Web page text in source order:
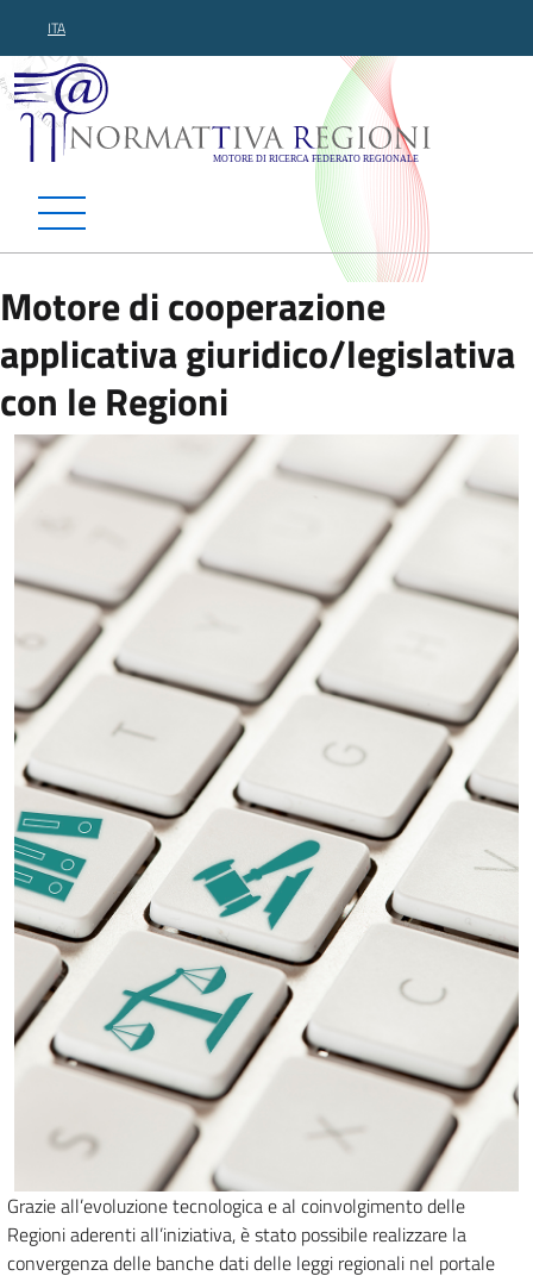
ITA
Normattiva Regioni -
Motore di cooperazione
applicativa giuridico/legislativa
con le Regioni
Grazie all’evoluzione tecnologica e al coinvolgimento delle
Regioni aderenti all’iniziativa, è stato possibile realizzare la
convergenza delle banche dati delle leggi regionali nel portale